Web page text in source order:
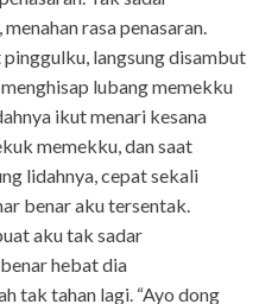
rasa penasaran.
langsung disambut
lubang memekku
ikut menari kesana
memekku, dan saat
lidahnya, cepat sekali
benar aku tersentak.
aku tak sadar
hebat dia
tak tahan lagi. “Ayo dong